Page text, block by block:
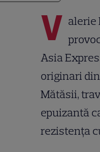
V alerie
Asia
originari
Mătăsii,
epuizantă
rezistența